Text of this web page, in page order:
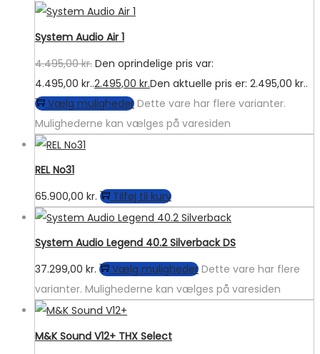
System Audio Air 1
4.495,00kr. Den oprindelige pris var:
4.495,00 kr..2.495,00 kr.Den aktuelle pris er: 2.495,00 kr..
Vælg muligheder Dette vare har flere varianter.
Mulighederne kan vælges på varesiden
REL No31
65.900,00 kr. Tilføj til kurv
System Audio Legend 40.2 Silverback DS
37.299,00 kr. Vælg muligheder Dette vare har flere
varianter. Mulighederne kan vælges på varesiden
M&K Sound V12+ THX Select